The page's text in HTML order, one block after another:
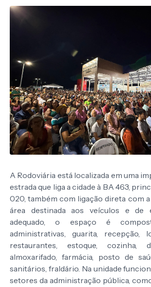
A Rodoviária está localizada em uma
estrada que liga a cidade à BA 463,
020, também com ligação direta com a
área destinada aos veículos e de
adequado, o espaço é
administrativas, guarita, recepção,
restaurantes, estoque, cozinha,
almoxarifado, farmácia, posto de
sanitários, fraldário. Na unidade
setores da administração pública,